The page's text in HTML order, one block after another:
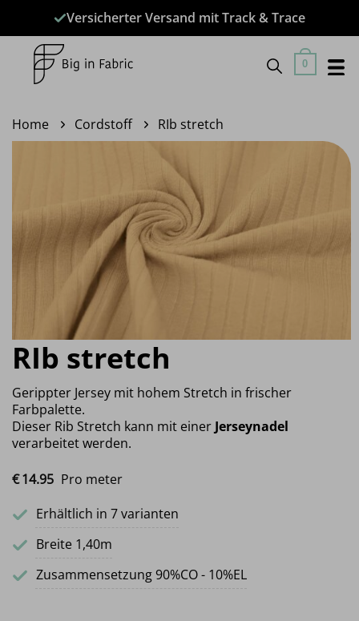
springen
Versicherter Versand mit Track & Trace
0
Home Cordstoff RIb stretch
RIb stretch
Gerippter Jersey mit hohem Stretch in frischer
Farbpalette.
Dieser Rib Stretch kann mit einer Jerseynadel
verarbeitet werden.
€14.95 Pro meter
Erhältlich in 7 varianten
Breite 1,40m
Zusammensetzung 90%CO - 10%EL